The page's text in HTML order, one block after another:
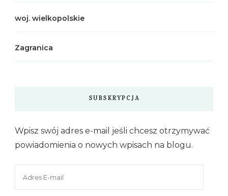
woj. wielkopolskie
Zagranica
SUBSKRYPCJA
Wpisz swój adres e-mail jeśli chcesz otrzymywać
powiadomienia o nowych wpisach na blogu.